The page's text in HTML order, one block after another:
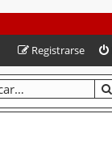
Registrarse